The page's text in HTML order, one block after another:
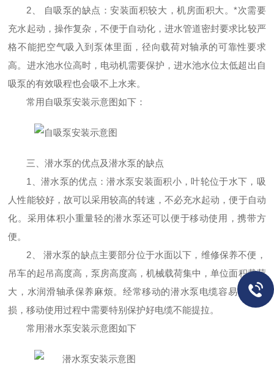
2、 自吸泵的缺点：安装面积较大，机房面积大。*次需要
充水起动，操作复杂，不便于自动化，进水管道密封要求比较严
格不能把空气吸入到泵体里面，径向载荷对轴承的可靠性要求
高。进水池水位高时，电动机需要保护，进水池水位太低超出自
吸泵的有效吸程也会吸不上水来。
常用自吸泵安装示意图如下：
三、潜水泵的优点及潜水泵的缺点
1、潜水泵的优点：潜水泵安装面积小，叶轮位于水下，吸
人性能较好， 故可以采用较高的转速，不必充水起动，便于自动
化。 采用体积小重量轻的潜水泵还可以便于移动使用，携带方
便。
2、 潜水泵的缺点主要部分位于水面以下，维修保养不便 ，
吊车的起吊高度高 ， 泵房高度高 ，机械载荷集中，单位面积载荷
大 ， 水润滑轴承保养麻烦。 经常移动的潜水泵电缆容易被弄破
损，移动使用过程中需要特别保护好电缆不能提拉。
常用潜水泵安装示意图如下